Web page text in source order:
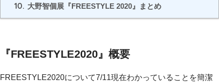
10. 大野智個展『FREESTYLE 2020』まとめ
『FREESTYLE2020』概要
FREESTYLE2020について7/11現在わかっていることを簡潔